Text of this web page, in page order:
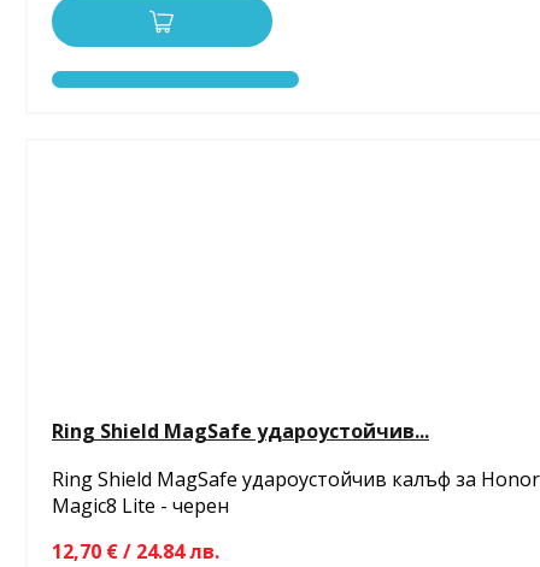
Ring Shield MagSafe удароустойчив...
Ring Shield MagSafe удароустойчив калъф за Honor
Magic8 Lite - черен
12,70 € / 24.84 лв.